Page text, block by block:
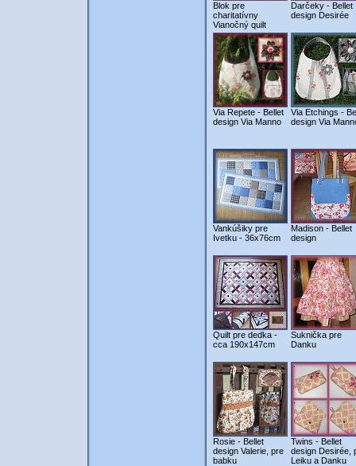
Blok pre
charitatívny
Vianočný quilt
Darčeky - Bellet
design Desirée
Via Repete - Bellet
design Via Manno
Via Etchings -
design Via
Vankúšiky pre
Ivetku - 36x76cm
Madison - Bellet
design
Quilt pre dedka -
cca 190x147cm
Suknička pre
Danku
Rosie - Bellet
design Valerie, pre
babku
Twins - Bellet
design Desirée,
Leiku a Danku